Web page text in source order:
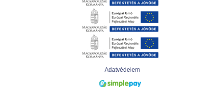
Adatvédelem